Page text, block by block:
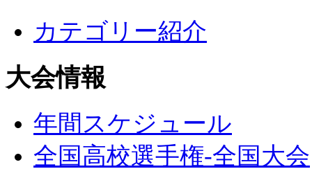
カテゴリー紹介
大会情報
年間スケジュール
全国高校選手権-全国大会